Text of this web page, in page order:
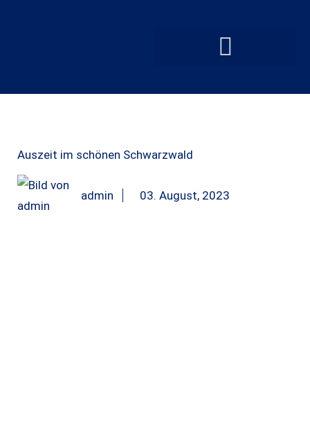
Auszeit im schönen Schwarzwald
admin 03. August, 2023